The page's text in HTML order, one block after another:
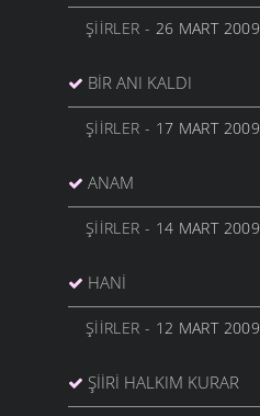
ŞIIRLER - 26 MART 2009
BIR ANI KALDI
ŞIIRLER - 17 MART 2009
ANAM
ŞIIRLER - 14 MART 2009
HANI
ŞIIRLER - 12 MART 2009
ŞIIRI HALKIM KURAR